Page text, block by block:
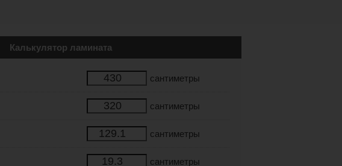
Калькулятор ламината
сантиметры
сантиметры
сантиметры
сантиметры